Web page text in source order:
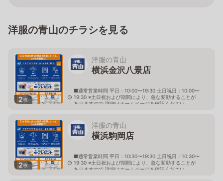
洋服の青山のチラシを見る
2枚
洋服の青山
横浜金沢八景店
■通常営業時間 平日：10:00〜19:30 土日祝日：10:00〜
19:30 ※土日祝および期間により、急な変動することが
ありますので 詳細はホームページを確認ください
2枚
洋服の青山
横浜駒岡店
■通常営業時間 平日：10:30〜19:30 土日祝日：10:30〜
19:30 ※土日祝および期間により、急な変動することが
ありますので 詳細はホームページを確認ください